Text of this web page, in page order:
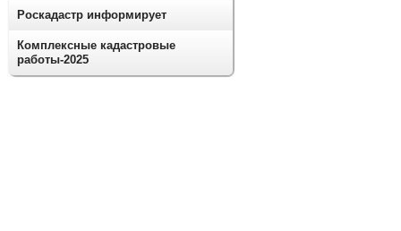
Роскадастр информирует
Комплексные кадастровые
работы-2025